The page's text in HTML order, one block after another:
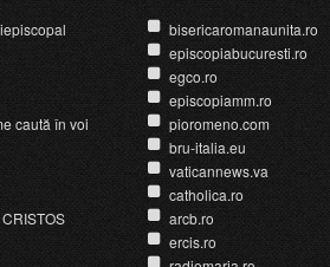
caută în voi
bisericaromanaunita.ro
episcopiabucuresti.ro
egco.ro
episcopiamm.ro
pioromeno.com
bru-italia.eu
vaticannews.va
catholica.ro
arcb.ro
ercis.ro